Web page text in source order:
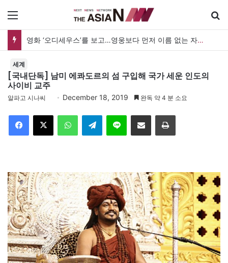
영화 ‘오디세우스’를 보고…영웅보다 먼저 이름 없는 자의 목소리를 듣다
세계
[국내단독] 남미 에콰도르의 섬 구입해 국가 세운 인도의
사이비 교주
알파고 시나씨 December 18, 2019 완독 약 4 분 소요
Telegram 이메일